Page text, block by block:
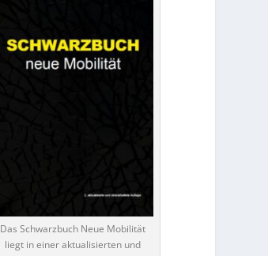
Das Schwarzbuch Neue Mobilität
liegt in einer aktualisierten und